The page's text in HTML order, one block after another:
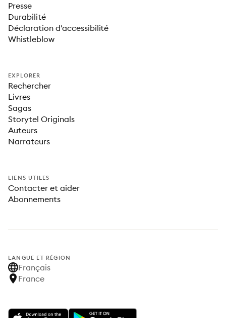
Presse
Durabilité
Déclaration d'accessibilité
Whistleblow
EXPLORER
Rechercher
Livres
Sagas
Storytel Originals
Auteurs
Narrateurs
LIENS UTILES
Contacter et aider
Abonnements
LANGUE ET RÉGION
Français
France